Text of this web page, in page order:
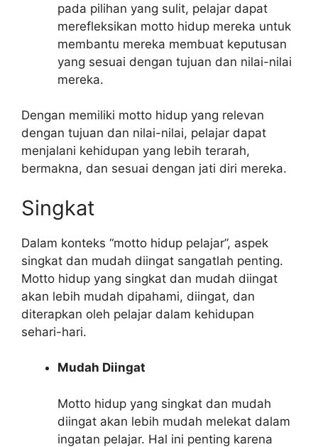
pada pilihan yang sulit, pelajar dapat
merefleksikan motto hidup mereka untuk
membantu mereka membuat keputusan
yang sesuai dengan tujuan dan nilai-nilai
mereka.
Dengan memiliki motto hidup yang relevan
dengan tujuan dan nilai-nilai, pelajar dapat
menjalani kehidupan yang lebih terarah,
bermakna, dan sesuai dengan jati diri mereka.
Singkat
Dalam konteks “motto hidup pelajar”, aspek
singkat dan mudah diingat sangatlah penting.
Motto hidup yang singkat dan mudah diingat
akan lebih mudah dipahami, diingat, dan
diterapkan oleh pelajar dalam kehidupan
sehari-hari.
Mudah Diingat
Motto hidup yang singkat dan mudah
diingat akan lebih mudah melekat dalam
ingatan pelajar. Hal ini penting karena